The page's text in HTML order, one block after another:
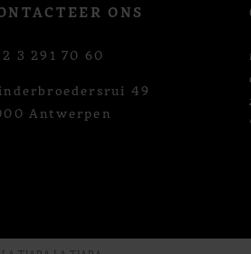
ONS
3 291 70 60
49
Antwerpen